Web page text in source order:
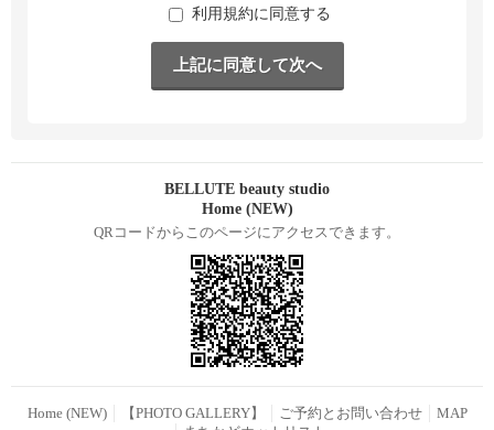
利用規約に同意する
BELLUTE beauty studio
Home (NEW)
QRコードからこのページにアクセスできます。
Home (NEW) 【PHOTO GALLERY】 ご予約とお問い合わせ
MAP